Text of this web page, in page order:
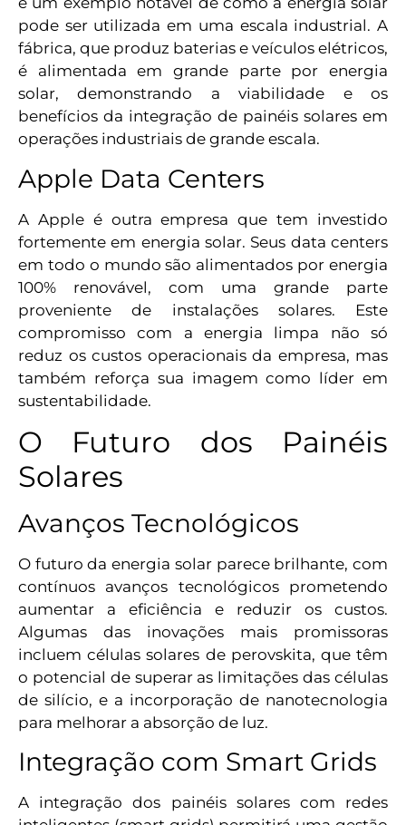
pode ser utilizada em uma escala industrial. A
fábrica, que produz baterias e veículos elétricos,
é alimentada em grande parte por energia
solar, demonstrando a viabilidade e os
benefícios da integração de painéis solares em
operações industriais de grande escala.
Apple Data Centers
A Apple é outra empresa que tem investido
fortemente em energia solar. Seus data centers
em todo o mundo são alimentados por energia
100% renovável, com uma grande parte
proveniente de instalações solares. Este
compromisso com a energia limpa não só
reduz os custos operacionais da empresa, mas
também reforça sua imagem como líder em
sustentabilidade.
O Futuro dos Painéis
Solares
Avanços Tecnológicos
O futuro da energia solar parece brilhante, com
contínuos avanços tecnológicos prometendo
aumentar a eficiência e reduzir os custos.
Algumas das inovações mais promissoras
incluem células solares de perovskita, que têm
o potencial de superar as limitações das células
de silício, e a incorporação de nanotecnologia
para melhorar a absorção de luz.
Integração com Smart Grids
A integração dos painéis solares com redes